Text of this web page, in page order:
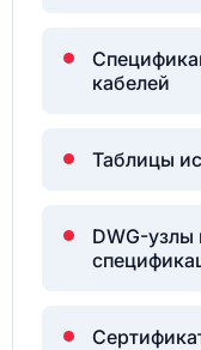
кабелей
Таблицы
DWG-узлы